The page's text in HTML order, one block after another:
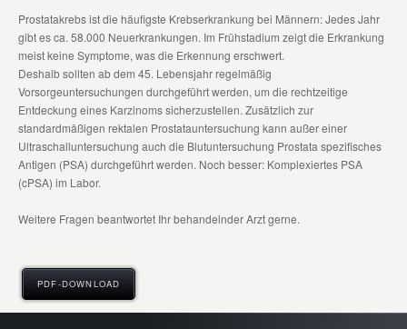
Prostatakrebs ist die häufigste Krebserkrankung bei Männern: Jedes Jahr
gibt es ca. 58.000 Neuerkrankungen. Im Frühstadium zeigt die Erkrankung
meist keine Symptome, was die Erkennung erschwert.
Deshalb sollten ab dem 45. Lebensjahr regelmäßig
Vorsorgeuntersuchungen durchgeführt werden, um die rechtzeitige
Entdeckung eines Karzinoms sicherzustellen. Zusätzlich zur
standardmäßigen rektalen Prostatauntersuchung kann außer einer
Ultraschalluntersuchung auch die Blutuntersuchung Prostata spezifisches
Antigen (PSA) durchgeführt werden. Noch besser: Komplexiertes PSA
(cPSA) im Labor.
Weitere Fragen beantwortet Ihr behandelnder Arzt gerne.
PDF-DOWNLOAD